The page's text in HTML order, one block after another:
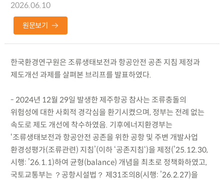
2026.06.10
원문보기
한국환경연구원은 조류생태보전과 항공안전 공존 지침 제정과
제도개선 과제를 살펴본 브리프를 발표하였다.
- 2024년 12월 29일 발생한 제주항공 참사는 조류충돌의
위험성에 대한 사회적 경각심을 환기시켰으며, 정부는 전례 없는
속도로 제도 개선에 착수하였음. 기후에너지환경부는
‘조류생태보전과 항공안전 공존을 위한 공항 및 주변 개발사업
환경성평가(조류관련) 지침’(이하 ‘공존지침‘)을 제정(’25.12.30,
시행: ’26.1.1)하여 균형(balance) 개념을 최초로 정책화하였고,
국토교통부는 ？공항시설법？ 제31조의8(시행: ’26.2.27)을